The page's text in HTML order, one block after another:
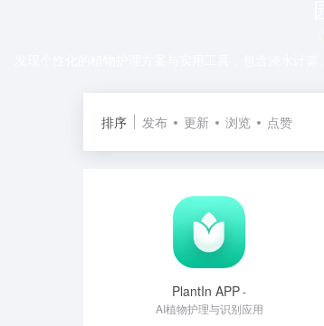
排序 发布 更新 浏览 点赞
PlantIn APP-
AI植物护理与识别应用